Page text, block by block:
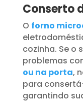
Conserto
O forno
cozinha. Se o
problemas
ou na porta,
para
garantindo